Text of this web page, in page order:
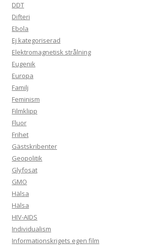
DDT
Difteri
Ebola
Ej kategoriserad
Elektromagnetisk strålning
Eugenik
Europa
Familj
Feminism
Filmklipp
Fluor
Frihet
Gästskribenter
Geopolitik
Glyfosat
GMO
Hälsa
Hälsa
HIV-AIDS
Individualism
Informationskrigets egen film